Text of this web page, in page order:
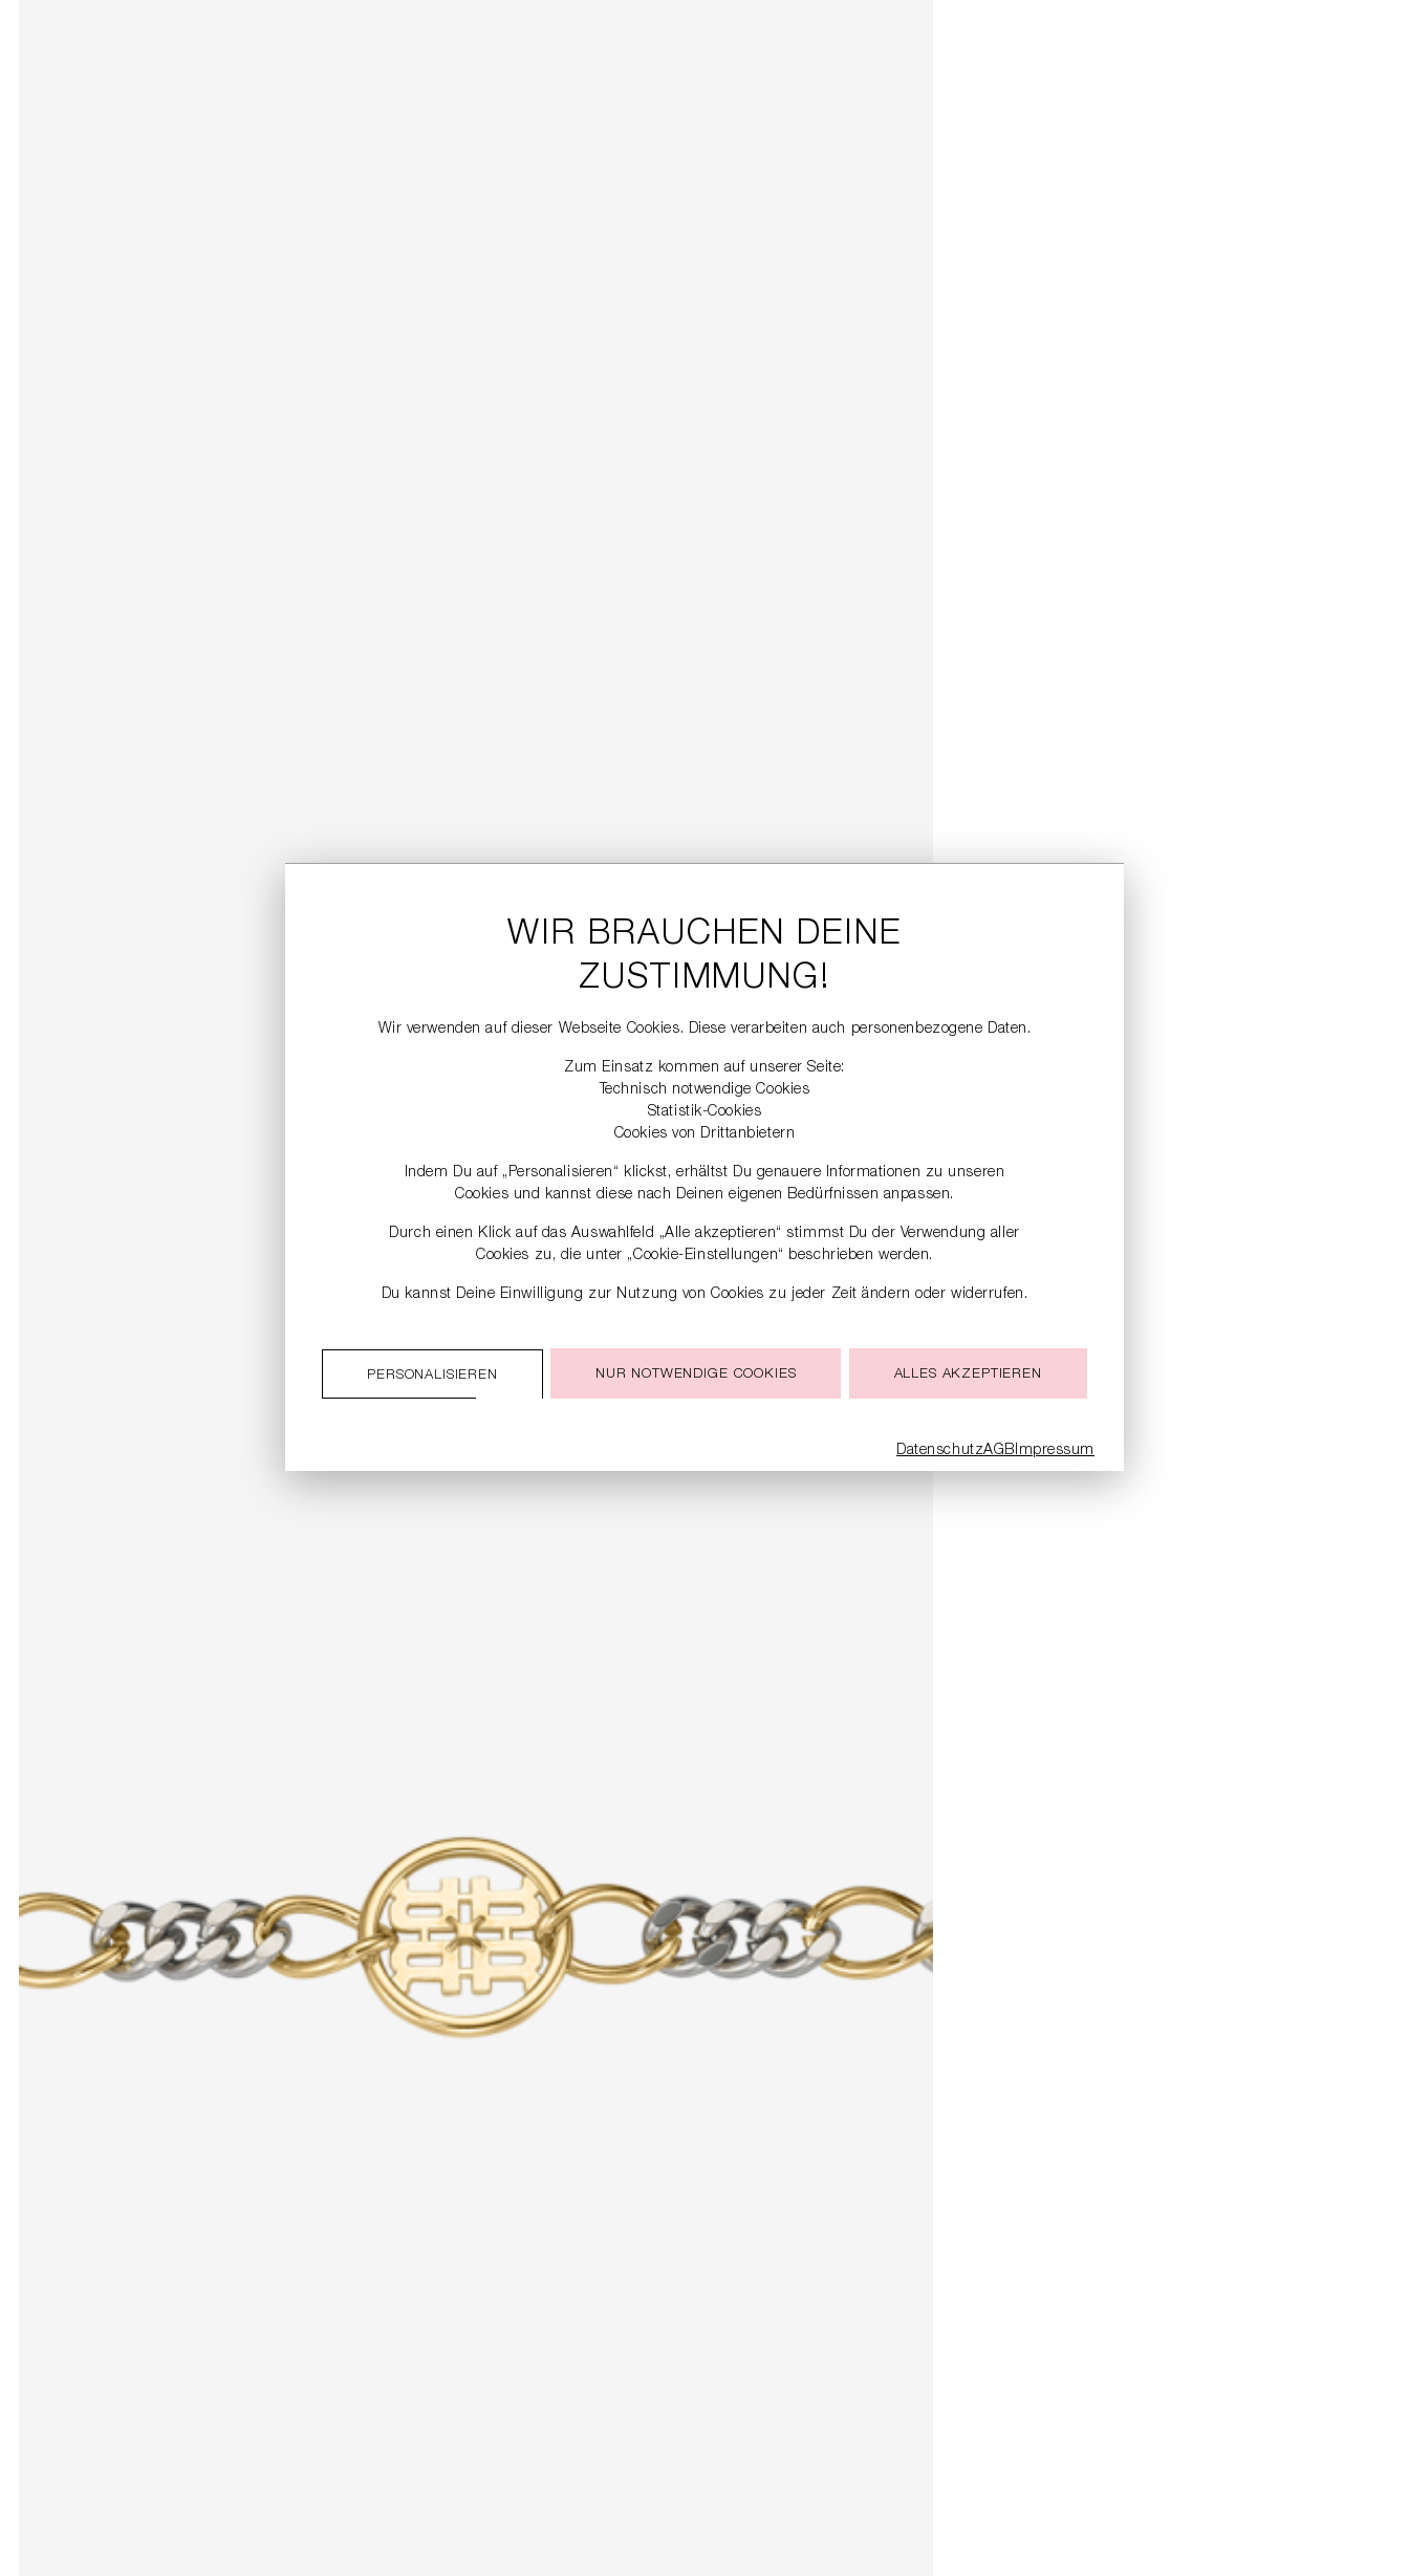
WIR BRAUCHEN DEINE
ZUSTIMMUNG!
Wir verwenden auf dieser Webseite Cookies. Diese verarbeiten auch personenbezogene Daten.
Zum Einsatz kommen auf unserer Seite:
Technisch notwendige Cookies
Statistik-Cookies
Cookies von Drittanbietern
Indem Du auf „Personalisieren“ klickst, erhältst Du genauere Informationen zu unseren
Cookies und kannst diese nach Deinen eigenen Bedürfnissen anpassen.
Durch einen Klick auf das Auswahlfeld „Alle akzeptieren“ stimmst Du der Verwendung aller
Cookies zu, die unter „Cookie-Einstellungen“ beschrieben werden.
Du kannst Deine Einwilligung zur Nutzung von Cookies zu jeder Zeit ändern oder widerrufen.
PERSONALISIEREN NUR NOTWENDIGE COOKIES ALLES AKZEPTIEREN
DatenschutzAGBImpressum